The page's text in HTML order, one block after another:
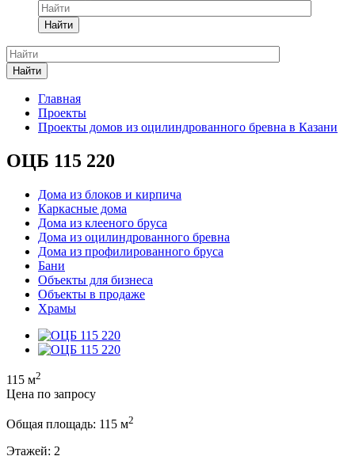
Найти
Найти
Главная
Проекты
Проекты домов из оцилиндрованного бревна в Казани
ОЦБ 115 220
Дома из блоков и кирпича
Каркасные дома
Дома из клееного бруса
Дома из оцилиндрованного бревна
Дома из профилированного бруса
Бани
Объекты для бизнеса
Объекты в продаже
Храмы
115 м2
Цена по запросу
Общая площадь: 115 м2
Этажей: 2